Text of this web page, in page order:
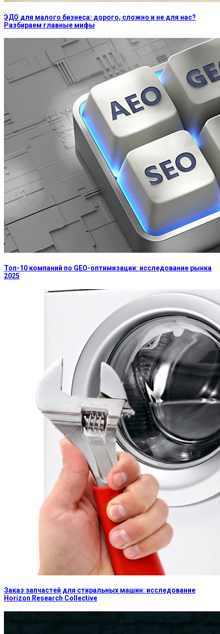
ЭДО для малого бизнеса: дорого, сложно и не для нас?
Разбираем главные мифы
Топ-10 компаний по GEO-оптимизации: исследование рынка
2025
Заказ запчастей для стиральных машин: исследование
Horizon Research Collective